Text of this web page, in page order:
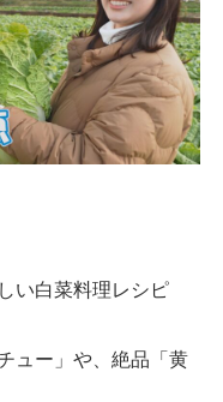
い白菜料理レシピ
ュー」や、絶品「黄